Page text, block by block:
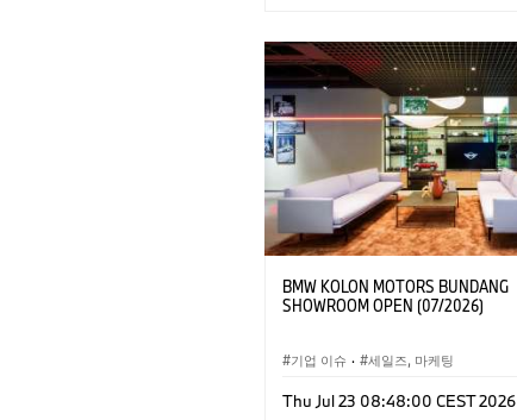
BMW KOLON MOTORS BUNDANG
SHOWROOM OPEN (07/2026)
기업 이슈 · 세일즈, 마케팅
Thu Jul 23 08:48:00 CEST 2026